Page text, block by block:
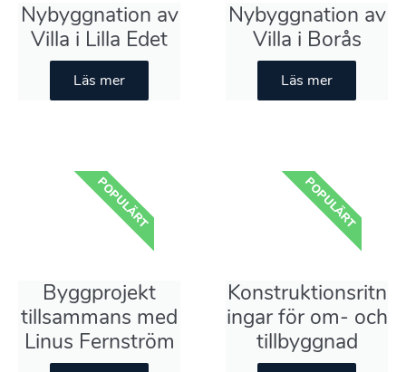
Nybyggnation av
Villa i Lilla Edet
Läs mer
Nybyggnation av
Villa i Borås
Läs mer
Byggprojekt
tillsammans med
Linus Fernström
POPULÄRT
Konstruktionsritn
ingar för om- och
tillbyggnad
POPULÄRT